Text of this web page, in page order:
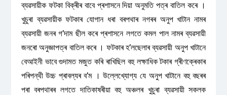
ব্যৱসায়ীক ফটকা বিক্ৰীৰ বাবে প্ৰশাসনে দিয়া অনুমতি পত্ৰ বাতিল কৰে ।
খুচুৰা ব্যৱসায়ীক ফটকাৰ যোগান ধৰা বৰপথাৰ নগৰৰ অনুপ খাটান নামৰ
ব্যৱসায়ী জনৰ গ’দাম ছীল কৰে প্ৰশাসনে লগতে কমল পাল নামৰ ব্যৱসায়ী
জনৰো অনুজ্ঞাপত্ৰ বাতিল কৰে । ফটকাৰ হ’লছেলাৰ ব্যৱসায়ী অনুপ খাটানে
বেআইনী ভাবে গুদামত মজুত কৰি ৰাখিছিল বহু লক্ষাধিক টকাৰ গ্ৰীণক্ৰেকাৰ
পৰিপন্থী উচ্চ প্ৰাবল্যৰ ব’ম । উল্লেখ্যোগ্য যে অনুপ খাটানে বহু বছৰৰ
পৰা বৰপথাৰৰ লগতে দাতিকাষৰীয়া বহু অঞ্চলৰ খুচুৰা ব্যৱসায়ী সকলক